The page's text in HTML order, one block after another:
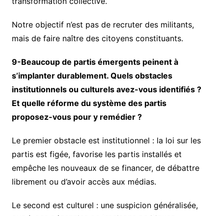
Notre objectif n’est pas de recruter des militants,
mais de faire naître des citoyens constituants.
9-Beaucoup de partis émergents peinent à
s’implanter durablement. Quels obstacles
institutionnels ou culturels avez-vous identifiés ?
Et quelle réforme du système des partis
proposez-vous pour y remédier ?
Le premier obstacle est institutionnel : la loi sur les
partis est figée, favorise les partis installés et
empêche les nouveaux de se financer, de débattre
librement ou d’avoir accès aux médias.
Le second est culturel : une suspicion généralisée,